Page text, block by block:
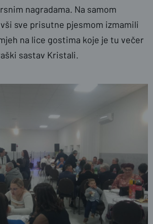
nagradama. Na samom
sve prisutne pjesmom izmamili
na lice gostima koje je tu večer
sastav Kristali.